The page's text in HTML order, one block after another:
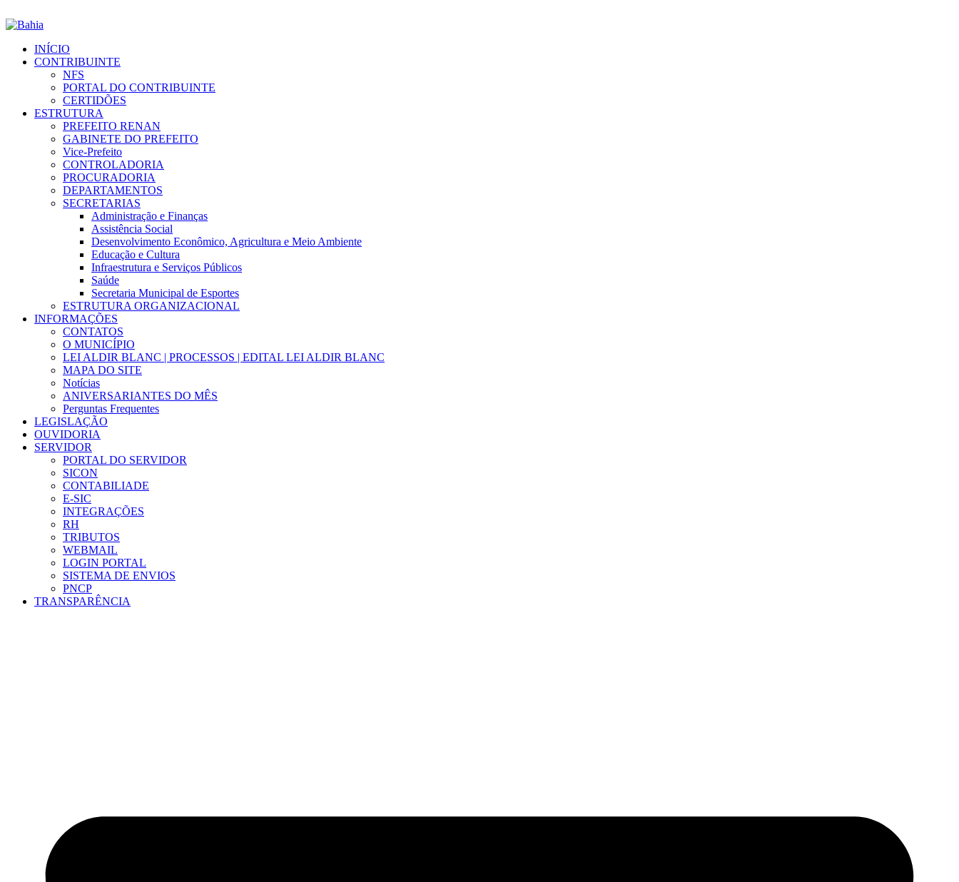
INÍCIO
CONTRIBUINTE
NFS
PORTAL DO CONTRIBUINTE
CERTIDÕES
ESTRUTURA
PREFEITO RENAN
GABINETE DO PREFEITO
Vice-Prefeito
CONTROLADORIA
PROCURADORIA
DEPARTAMENTOS
SECRETARIAS
Administração e Finanças
Assistência Social
Desenvolvimento Econômico, Agricultura e Meio Ambiente
Educação e Cultura
Infraestrutura e Serviços Públicos
Saúde
Secretaria Municipal de Esportes
ESTRUTURA ORGANIZACIONAL
INFORMAÇÕES
CONTATOS
O MUNICÍPIO
LEI ALDIR BLANC | PROCESSOS | EDITAL LEI ALDIR BLANC
MAPA DO SITE
Notícias
ANIVERSARIANTES DO MÊS
Perguntas Frequentes
LEGISLAÇÃO
OUVIDORIA
SERVIDOR
PORTAL DO SERVIDOR
SICON
CONTABILIADE
E-SIC
INTEGRAÇÕES
RH
TRIBUTOS
WEBMAIL
LOGIN PORTAL
SISTEMA DE ENVIOS
PNCP
TRANSPARÊNCIA